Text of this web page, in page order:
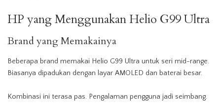
HP yang Menggunakan Helio G99 Ultra
Brand yang Memakainya
Beberapa brand memakai Helio G99 Ultra untuk seri mid-range.
Biasanya dipadukan dengan layar AMOLED dan baterai besar.
Kombinasi ini terasa pas. Pengalaman pengguna jadi seimbang.